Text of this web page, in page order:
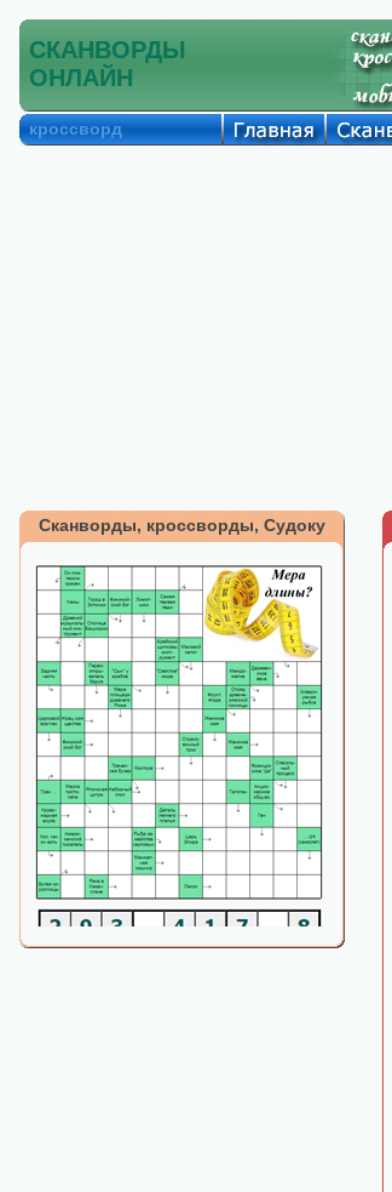
СКАНВОРДЫ
ОНЛАЙН
кроссворд
Сканворды, кроссворды, Судоку